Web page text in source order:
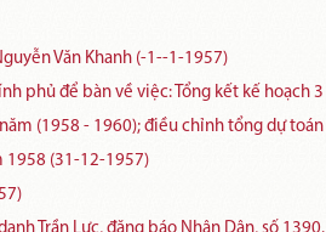
Văn Khanh (-1--1-1957)
phủ để bàn về việc: Tổng kết kế hoạch 3
(1958 - 1960); điều chỉnh tổng dự toán
1958 (31-12-1957)